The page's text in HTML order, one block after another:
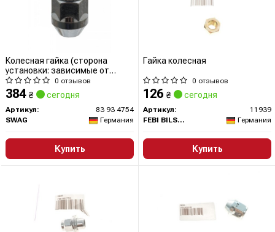
Колесная гайка (сторона
установки: зависимые от
автомобиля стороны монтажа)
0 отзывов
384 ₴ сегодня
Артикул:
83 93 4754
SWAG
Германия
Купить
Гайка колесная
0 отзывов
126 ₴ сегодня
Артикул:
11939
FEBI BILSTEIN
Германия
Купить